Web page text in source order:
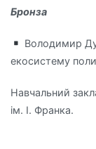
Бронза
Володимир
екосистему
Навчальний
ім. І. Франка.